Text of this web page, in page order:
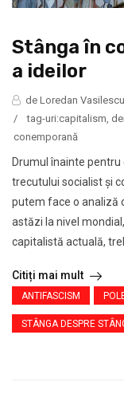
Stânga în
a ideilor
de Loredan Vasilescu
/
tag-uri:capitalism,
conemporană
Drumul înainte
trecutului socialist şi
putem face o analiză
astăzi la nivel
capitalistă actuală,
Citiți mai mult
ANTIFASCISM
STÂNGA DESPRE